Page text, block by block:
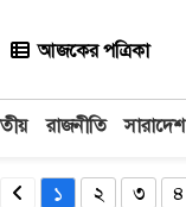
আজকের পত্রিকা
রাজনীতি সারাদেশ
১ ২ ৩ ৪